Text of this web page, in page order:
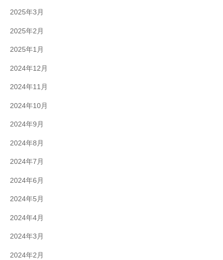
2025年3月
2025年2月
2025年1月
2024年12月
2024年11月
2024年10月
2024年9月
2024年8月
2024年7月
2024年6月
2024年5月
2024年4月
2024年3月
2024年2月